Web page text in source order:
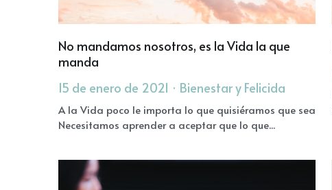
No mandamos nosotros, es la Vida la que
manda
15 de enero de 2021 · Bienestar y Felicida
2
A la Vida poco le importa lo que quisiéramos que sea